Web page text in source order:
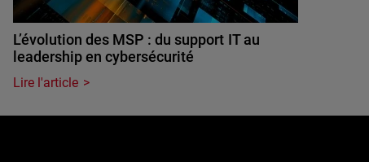
L’évolution des MSP : du support IT au
leadership en cybersécurité
Lire l'article